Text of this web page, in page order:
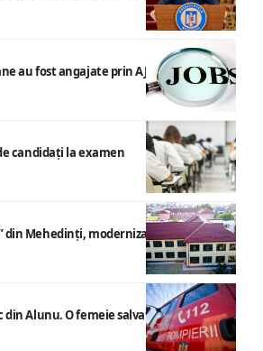
au fost angajate prin AJOFM Mehedinți
candidați la examen
din Mehedinți, modernizat
Alunu. O femeie salvată